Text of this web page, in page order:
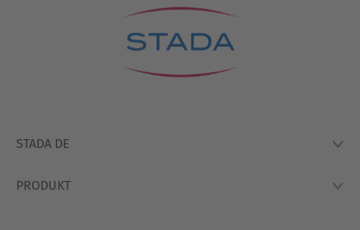
STADA DE
Lexikon
PRODUKT